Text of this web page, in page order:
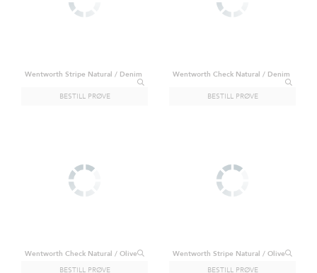
Wentworth Stripe Natural / Denim Wentworth Check Natural / Denim
Wentworth Check Natural / Olive Wentworth Stripe Natural / Olive